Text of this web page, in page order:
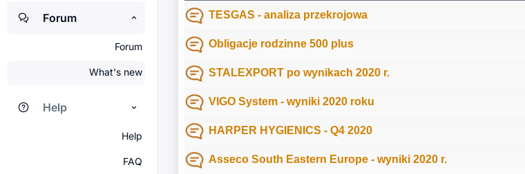
Forum
Forum
What's new
Help
Help
FAQ
TESGAS - analiza przekrojowa
Obligacje rodzinne 500 plus
STALEXPORT po wynikach 2020 r.
VIGO System - wyniki 2020 roku
HARPER HYGIENICS - Q4 2020
Asseco South Eastern Europe - wyniki 2020 r.